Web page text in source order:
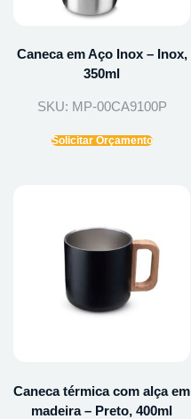
Caneca em Aço Inox – Inox,
350ml
SKU: MP-00CA9100P
Solicitar Orçamento
Caneca térmica com alça em
madeira – Preto, 400ml